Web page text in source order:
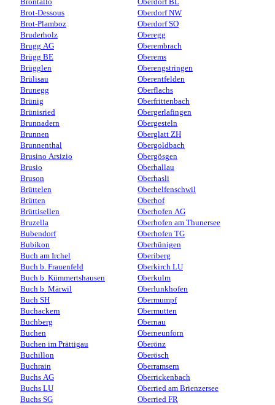
Brot-Dessous
Brot-Plamboz
Bruderholz
Brugg AG
Brügg BE
Brügglen
Brülisau
Brunegg
Brünig
Brünisried
Brunnadern
Brunnen
Brunnenthal
Brusino Arsizio
Brusio
Bruson
Brüttelen
Brütten
Brüttisellen
Bruzella
Bubendorf
Bubikon
Buch am Irchel
Buch b. Frauenfeld
Buch b. Kümmertshausen
Buch b. Märwil
Buch SH
Buchackern
Buchberg
Buchen
Buchen im Prättigau
Buchillon
Buchrain
Buchs AG
Buchs LU
Buchs SG
Oberdorf NW
Oberdorf SO
Oberegg
Oberembrach
Oberems
Oberengstringen
Oberentfelden
Oberflachs
Oberfrittenbach
Obergerlafingen
Obergesteln
Oberglatt ZH
Obergoldbach
Obergösgen
Oberhallau
Oberhasli
Oberhelfenschwil
Oberhof
Oberhofen AG
Oberhofen am Thunersee
Oberhofen TG
Oberhünigen
Oberiberg
Oberkirch LU
Oberkulm
Oberlunkhofen
Obermumpf
Obermutten
Obernau
Oberneunforn
Oberönz
Oberösch
Oberramsern
Oberrickenbach
Oberried am Brienzersee
Oberried FR